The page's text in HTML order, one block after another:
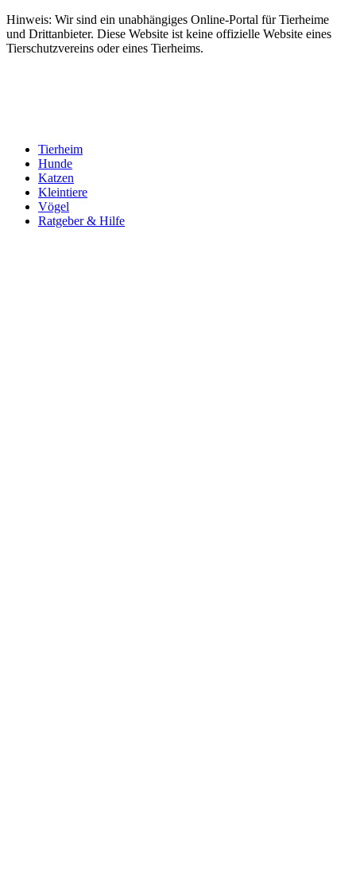
Hinweis: Wir sind ein unabhängiges Online-Portal für Tierheime
und Drittanbieter. Diese Website ist keine offizielle Website eines
Tierschutzvereins oder eines Tierheims.
Tierheim
Hunde
Katzen
Kleintiere
Vögel
Ratgeber & Hilfe